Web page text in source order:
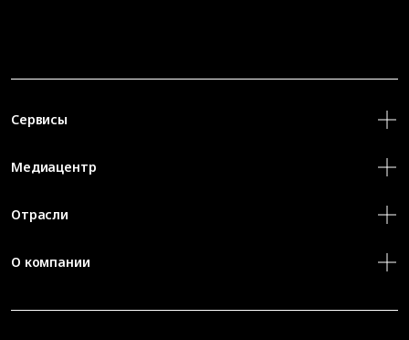
Сервисы
Медиацентр
Отрасли
О компании